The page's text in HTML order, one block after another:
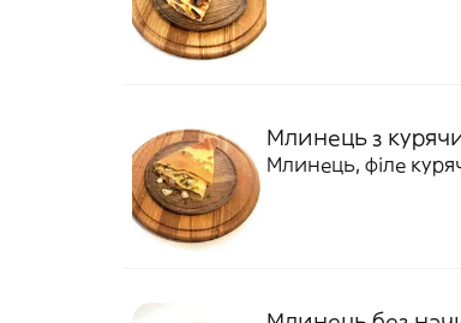
Млинець з
Млинець, філе